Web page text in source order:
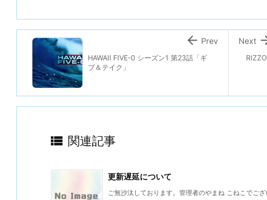
Next
HAWAII FIVE-0 シーズン1 第23話「ギ
ブ＆テイク」
 Prev
 関連記事
更新遅延について
ご無沙汰しております。管理者のやまね こねこでご